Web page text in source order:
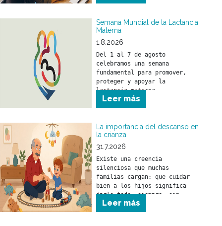
casa.
Semana Mundial de la Lactancia
Materna
1.8.2026
Del 1 al 7 de agosto
celebramos una semana
fundamental para promover,
proteger y apoyar la
lactancia materna.
Leer más
La importancia del descanso en
la crianza
31.7.2026
Existe una creencia
silenciosa que muchas
familias cargan: que cuidar
bien a los hijos significa
darlo todo, siempre, sin
parar.
Leer más